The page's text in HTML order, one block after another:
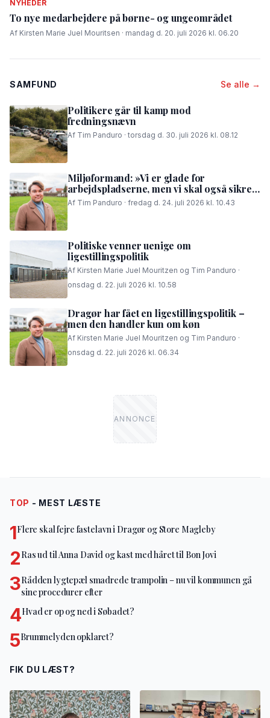
NYHEDER
To nye medarbejdere på børne- og ungeområdet
Af Kirsten Marie Juel Mouritsen · mandag d. 20. juli 2026 kl. 06.20
SAMFUND Se alle →
Politikere går til kamp mod
fredningsnævn
Af Tim Panduro · torsdag d. 30. juli 2026 kl. 08.12
Miljøformand: »Vi er glade for
arbejdspladserne, men vi skal også sikre,
at folk i området kan få en god nattesøvn«
Af Tim Panduro · fredag d. 24. juli 2026 kl. 10.43
Politiske venner uenige om
ligestillingspolitik
Af Kirsten Marie Juel Mouritzen og Tim Panduro ·
onsdag d. 22. juli 2026 kl. 10.58
Dragør har fået en ligestillingspolitik –
men den handler kun om køn
Af Kirsten Marie Juel Mouritzen og Tim Panduro ·
onsdag d. 22. juli 2026 kl. 06.34
TOP - MEST LÆSTE
1Flere skal fejre fastelavn i Dragør og Store Magleby
2Ras ud til Anna David og kast med håret til Bon Jovi
3Rådden lygtepæl smadrede trampolin – nu vil kommunen gå
sine procedurer efter
4Hvad er op og ned i Søbadet?
5Brummelyden opklaret?
FIK DU LÆST?